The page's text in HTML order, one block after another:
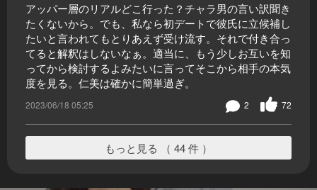
アッパー層のリアルどこ行った？チャラ男の言い訳聞き
たくないから。でも、私なら初デートで彼氏に立候補し
たいと言われてもとりあえず受け流す。それで付き合っ
てると解釈はしないなぁ。適当に、もう少しお互いを知
ってから検討するよみたいに言ってそこから相手の本気
度を見る。仁美は確かに簡単過ぎ。
2023/06/18 05:25 72
2
もっと見る （ 44 件 ）